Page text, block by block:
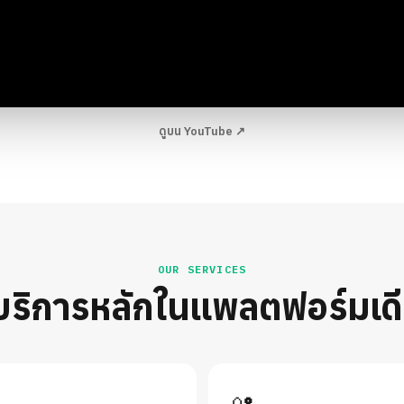
ดูบน YouTube ↗
OUR SERVICES
ริการหลักในแพลตฟอร์มเ